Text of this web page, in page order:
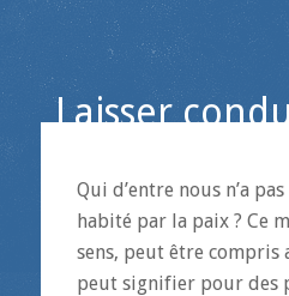
Laisser
Editorial de
Qui d’entre nous n’a
habité par la paix ? Ce
sens, peut être compris
peut signifier pour des